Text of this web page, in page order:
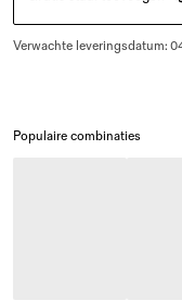
Verwachte leveringsdatum:
Populaire combinaties